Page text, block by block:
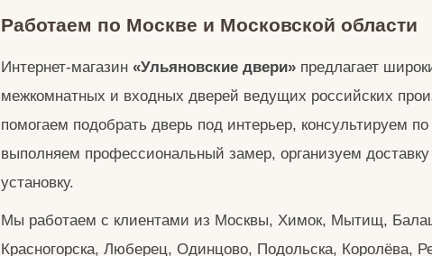
Работаем по Москве и Московской области
Интернет-магазин«Ульяновские двери» предлагает
межкомнатных и входных дверей ведущих российских
помогаем подобрать дверь под интерьер, консультируем
выполняем профессиональный замер, организуем
установку.
Мы работаем с клиентами из Москвы, Химок, Мытищ,
Красногорска, Люберец, Одинцово, Подольска, Королёва,